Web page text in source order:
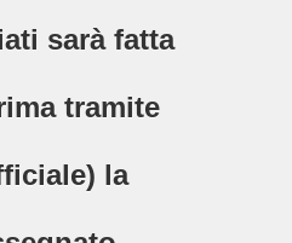
sarà fatta
tramite
la